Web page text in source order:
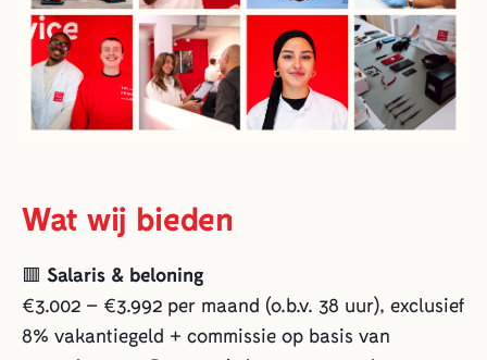
Wat wij bieden
🟥 Salaris & beloning
€3.002 – €3.992 per maand (o.b.v. 38 uur), exclusief
8% vakantiegeld + commissie op basis van